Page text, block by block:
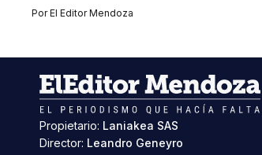
PorEl Editor Mendoza
Propietario: Laniakea SAS
Director: Leandro Geneyro